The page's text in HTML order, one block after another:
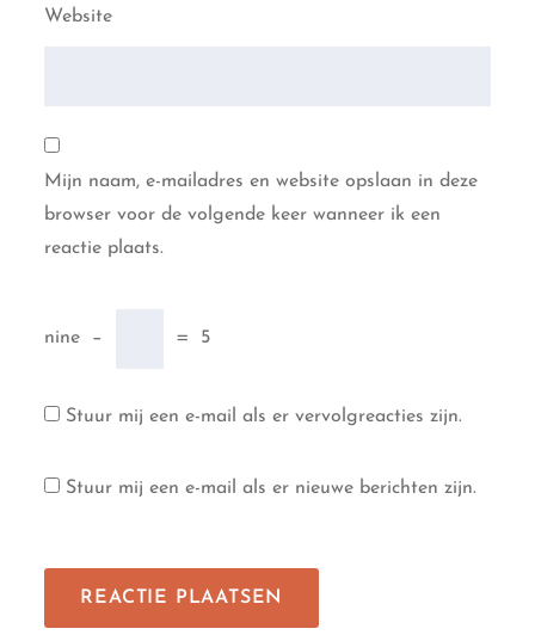
Website
Mijn naam, e-mailadres en website opslaan in deze
browser voor de volgende keer wanneer ik een
reactie plaats.
nine − = 5
Stuur mij een e-mail als er vervolgreacties zijn.
Stuur mij een e-mail als er nieuwe berichten zijn.